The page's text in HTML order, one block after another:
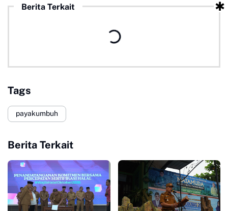
Berita Terkait
Tags
payakumbuh
Berita Terkait